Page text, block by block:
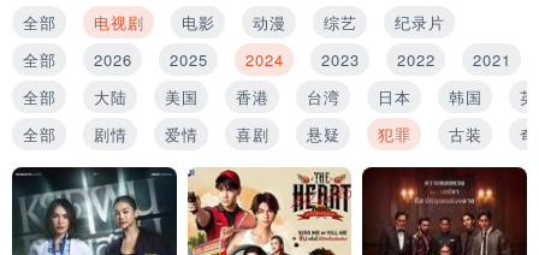
全部 电视剧 电影 动漫 综艺
纪录片
全部
2026 2025 2024 2023 2022
2021
全部
大陆 美国 香港 台湾 日本 韩国
全部
剧情 爱情 喜剧 悬疑 犯罪 古装